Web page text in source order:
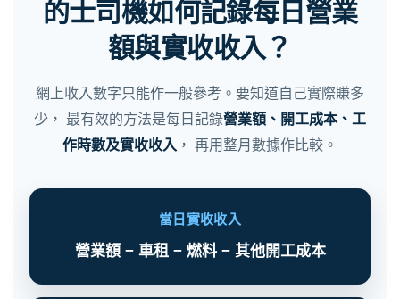
的士司機如何記錄每日營業
額與實收收入？
網上收入數字只能作一般參考。要知道自己實際賺多
少， 最有效的方法是每日記錄營業額、開工成本、工
作時數及實收收入 ， 再用整月數據作比較。
當日實收收入
營業額 − 車租 − 燃料 − 其他開工成本